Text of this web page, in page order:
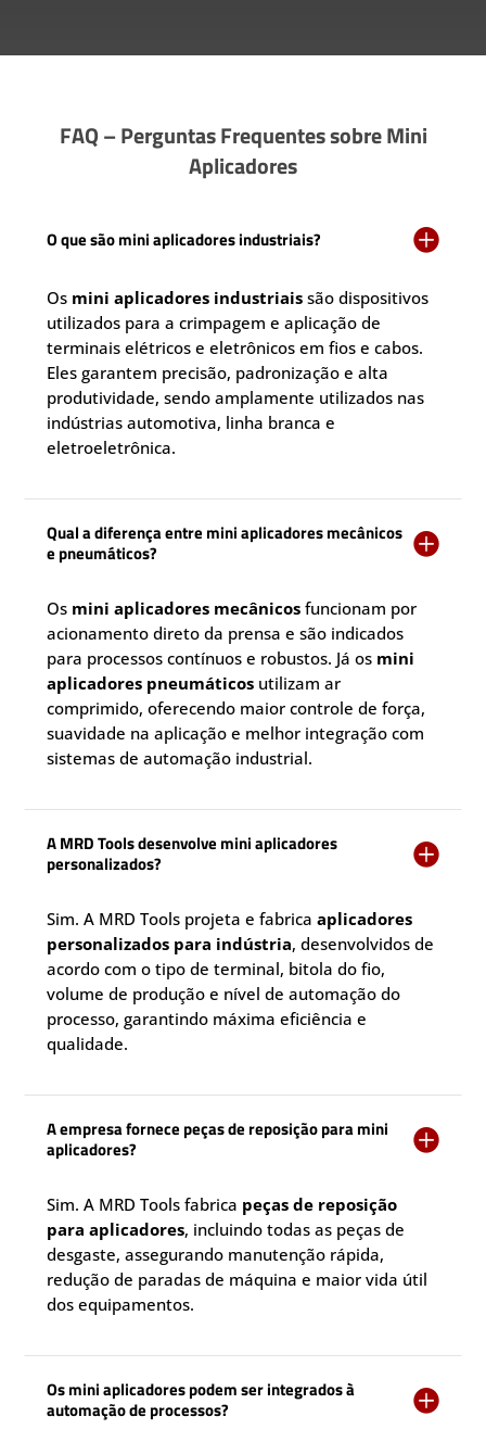
FAQ – Perguntas Frequentes sobre Mini
Aplicadores
O que são mini aplicadores industriais? 
Os mini aplicadores industriais são dispositivos
utilizados para a crimpagem e aplicação de
terminais elétricos e eletrônicos em fios e cabos.
Eles garantem precisão, padronização e alta
produtividade, sendo amplamente utilizados nas
indústrias automotiva, linha branca e
eletroeletrônica.
Qual a diferença entre mini aplicadores mecânicos
e pneumáticos?

Os mini aplicadores mecânicos funcionam por
acionamento direto da prensa e são indicados
para processos contínuos e robustos. Já os mini
aplicadores pneumáticos utilizam ar
comprimido, oferecendo maior controle de força,
suavidade na aplicação e melhor integração com
sistemas de automação industrial.
A MRD Tools desenvolve mini aplicadores
personalizados?

Sim. A MRD Tools projeta e fabricaaplicadores
personalizados para indústria, desenvolvidos de
acordo com o tipo de terminal, bitola do fio,
volume de produção e nível de automação do
processo, garantindo máxima eficiência e
qualidade.
A empresa fornece peças de reposição para mini
aplicadores?

Sim. A MRD Tools fabrica peças de reposição
para aplicadores, incluindo todas as peças de
desgaste, assegurando manutenção rápida,
redução de paradas de máquina e maior vida útil
dos equipamentos.
Os mini aplicadores podem ser integrados à
automação de processos?
